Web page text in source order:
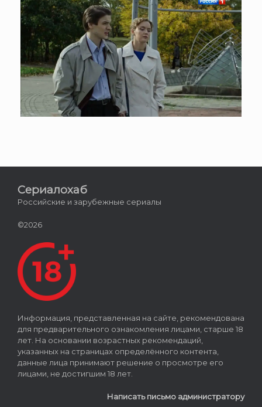
Сериалохаб
Российские и зарубежные сериалы
©2026
Информация, представленная на сайте, рекомендована
для предварительного ознакомления лицами, старше 18
лет. На основании возрастных рекомендаций,
указанных на страницах определённого контента,
данные лица принимают решение о просмотре его
лицами, не достигшим 18 лет.
Написать письмо администратору